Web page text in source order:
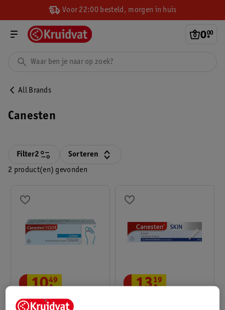
Voor 22:00 besteld, morgen in huis
0.
00
All Brands
Canesten
2 product(en) gevonden
Filter2 Sorteren
Canesten Foot Crème
10.
49 13.
19